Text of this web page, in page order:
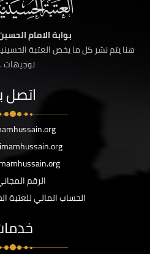
بوابة الامام
هنا يتم نشر كل ما يخص العتبة
توجيهات
اتصل
الرقم
الحساب المالي للعتبة